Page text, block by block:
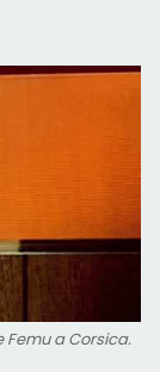
a Corsica.